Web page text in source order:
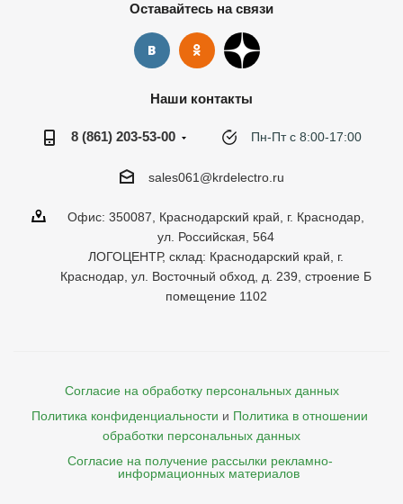
Оставайтесь на связи
Наши контакты
8 (861) 203-53-00 Пн-Пт с 8:00-17:00
sales061@krdelectro.ru
Офис: 350087, Краснодарский край, г. Краснодар,
ул. Российская, 564
ЛОГОЦЕНТР, склад: Краснодарский край, г.
Краснодар, ул. Восточный обход, д. 239, строение Б
помещение 1102
Согласие на обработку персональных данных
Политика конфиденциальности и Политика в отношении
обработки персональных данных
Согласие на получение рассылки рекламно-
    информационных материалов